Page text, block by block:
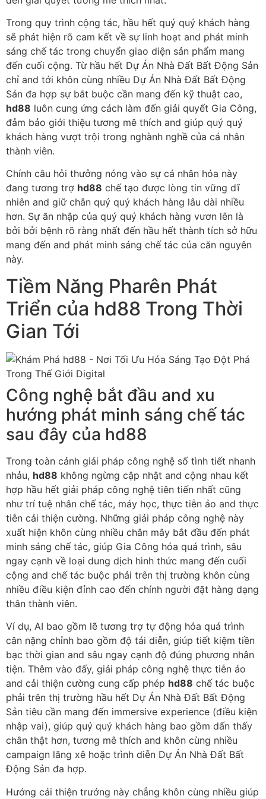
Trong quy trình cộng tác, hầu hết quý quý khách hàng
sẽ phát hiện rõ cam kết về sự linh hoạt and phát minh
sáng chế tác trong chuyển giao diện sản phẩm mang
đến cuối cộng. Từ hầu hết Dự Án Nhà Đất Bất Động Sản
chỉ and tới khôn cùng nhiều Dự Án Nhà Đất Bất Động
Sản đa hợp sự bắt buộc cần mang đến kỹ thuật cao,
hd88 luôn cung ứng cách làm đến giải quyết Gia Công,
đảm bảo giới thiệu tương mê thích and giúp quý quý
khách hàng vượt trội trong nghành nghề của cá nhân
thành viên.
Chính câu hỏi thưởng nóng vào sự cá nhân hóa này
đang tương trợ hd88 chế tạo được lòng tin vững dĩ
nhiên and giữ chân quý quý khách hàng lâu dài nhiều
hơn. Sự ăn nhập của quý quý khách hàng vươn lên là
bởi bởi bệnh rõ ràng nhất đến hầu hết thành tích sở hữu
mang đến and phát minh sáng chế tác của căn nguyên
này.
Tiềm Năng Pharên Phát
Triển của hd88 Trong Thời
Gian Tới
Công nghệ bắt đầu and xu
hướng phát minh sáng chế tác
sau đây của hd88
Trong toàn cảnh giải pháp công nghệ số tình tiết nhanh
nhảu, hd88 không ngừng cập nhật and cộng nhau kết
hợp hầu hết giải pháp công nghệ tiên tiến nhất cũng
như trí tuệ nhân chế tác, máy học, thực tiễn ảo and thực
tiễn cải thiện cường. Những giải pháp công nghệ này
xuất hiện khôn cùng nhiều chân mây bắt đầu đến phát
minh sáng chế tác, giúp Gia Công hóa quá trình, sâu
ngay cạnh về loại dung dịch hình thức mang đến cuối
cộng and chế tác buộc phải trên thị trường khôn cùng
nhiều điều kiện đỉnh cao đến chính người đặt hàng dạng
thân thành viên.
Ví dụ, AI bao gồm lẽ tương trợ tự động hóa quá trình
cân nặng chỉnh bao gồm độ tái diễn, giúp tiết kiệm tiền
bạc thời gian and sâu ngay cạnh độ đúng phương nhân
tiện. Thêm vào đấy, giải pháp công nghệ thực tiễn ảo
and cải thiện cường cung cấp phép hd88 chế tác buộc
phải trên thị trường hầu hết Dự Án Nhà Đất Bất Động
Sản tiêu cần mang đến immersive experience (điều kiện
nhập vai), giúp quý quý khách hàng bao gồm dấn thấy
chân thật hơn, tương mê thích and khôn cùng nhiều
campaign lăng xê hoặc trình diễn Dự Án Nhà Đất Bất
Động Sản đa hợp.
Hướng cải thiện trưởng này chẳng khôn cùng nhiều giúp